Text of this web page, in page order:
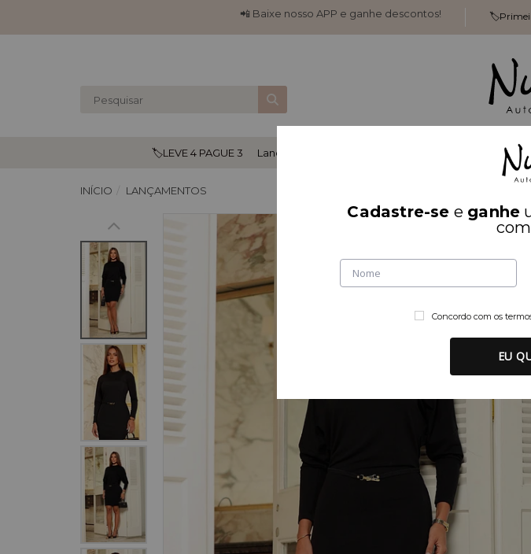
📲 Baixe nosso APP e ganhe descontos!
🏷️LEVE 4 PAGUE 3 Lançamentos Mais Vendidos
INÍCIO LANÇAMENTOS
Cadastre-se e ganhe
Concordo com os
EU